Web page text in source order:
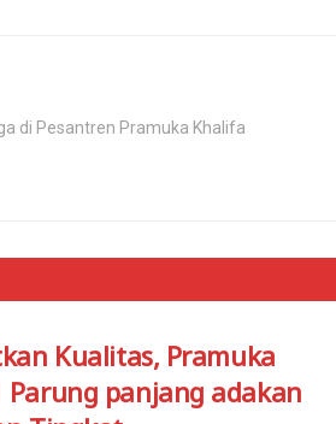
di Pesantren Pramuka Khalifa
Kualitas, Pramuka
Parung panjang adakan